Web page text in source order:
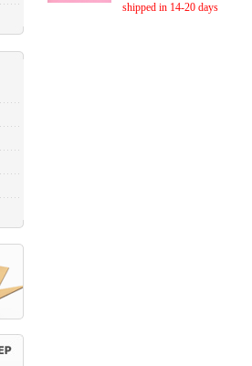
shipped in 14-20 days